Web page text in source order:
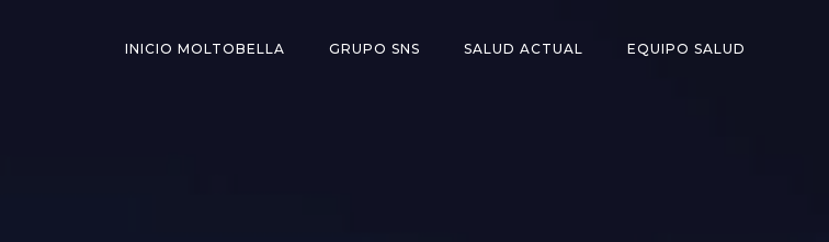
INICIO MOLTOBELLA GRUPO SNS SALUD ACTUAL EQUIPO SALUD